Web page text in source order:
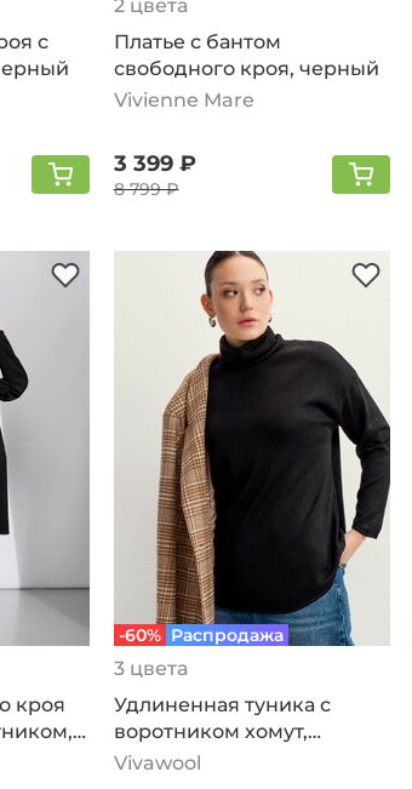
с
2 цвета
Платье с бантом
свободного кроя, черный
Vivienne Mare
3 399 ₽
8 799 ₽
кроя
-60% Распродажа
3 цвета
Удлиненная туника с
воротником хомут,
черный
Vivawool